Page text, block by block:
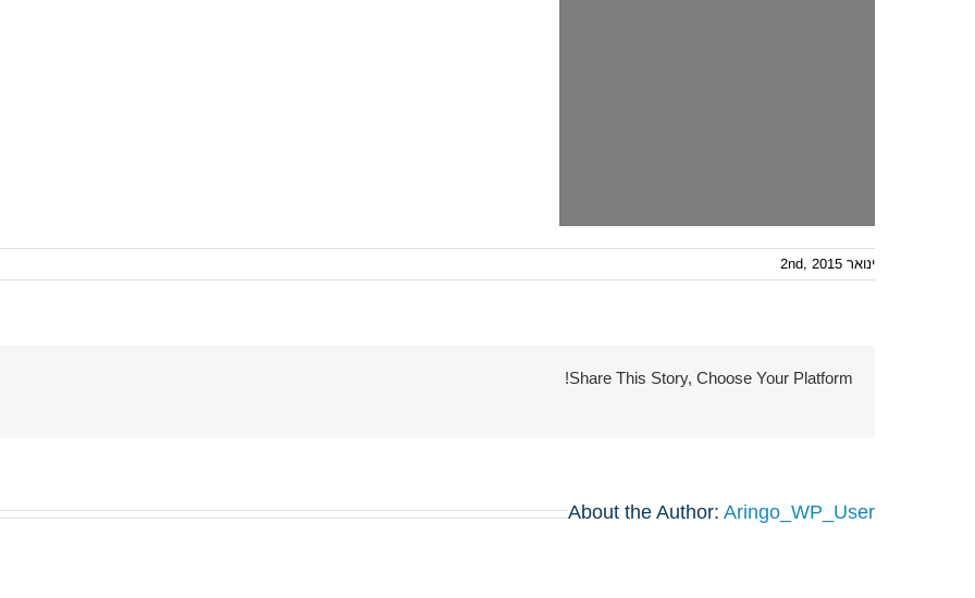
ינואר 2nd, 2015
Share This Story, Choose Your Platform!
About the Author: Aringo_WP_User